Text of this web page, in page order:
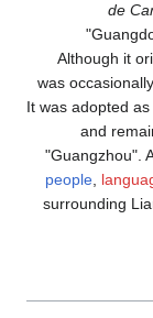
was
It was
people